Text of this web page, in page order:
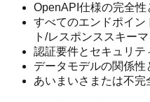
OpenAPI仕様の完全性
すべてのエンドポイ
ト/レスポンススキー
認証要件とセキュリテ
データモデルの関係性
あいまいさまたは不